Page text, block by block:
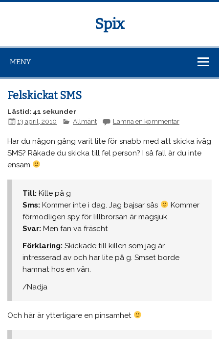
Spix
MENY
Felskickat SMS
Lästid: 41 sekunder
13 april, 2010
Allmänt Lämna en kommentar
Har du någon gång varit lite för snabb med att skicka iväg
SMS? Råkade du skicka till fel person? I så fall är du inte
ensam
Till: Kille på g
Sms: Kommer inte i dag. Jag bajsar sås
Kommer
förmodligen spy för lillbrorsan är magsjuk.
Svar:Men fan va fräscht
Förklaring: Skickade till killen som jag är
intresserad av och har lite på g. Smset borde
hamnat hos en vän.
/Nadja
Och här är ytterligare en pinsamhet